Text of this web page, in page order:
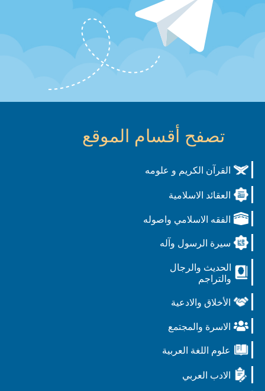
تصفح أقسام الموقع
القرآن الكريم و علومه
العقائد الاسلامية
الفقه الاسلامي واصوله
سيرة الرسول وآله
الحديث والرجال
والتراجم
الأخلاق والادعية
الاسرة والمجتمع
علوم اللغة العربية
الادب العربي